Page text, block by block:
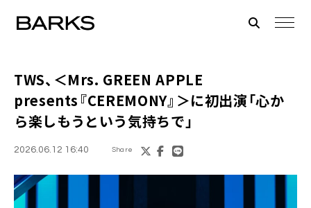
TWS、＜Mrs. GREEN APPLE
presents『CEREMONY』＞に初出演「心か
ら楽しもうという気持ちで」
2026.06.12 16:40 Share